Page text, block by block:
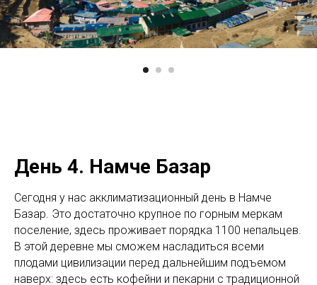
День 4. Намче Базар
Сегодня у нас акклиматизационный день в Намче
Базар. Это достаточно крупное по горным меркам
поселение, здесь проживает порядка 1100 непальцев.
В этой деревне мы сможем насладиться всеми
плодами цивилизации перед дальнейшим подъемом
наверх: здесь есть кофейни и пекарни с традиционной